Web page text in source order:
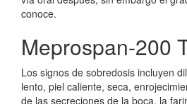
conoce.
Meprospan-200
Los signos de sobredosis incluyen
lento, piel caliente, seca,
de las secreciones de la boca, la